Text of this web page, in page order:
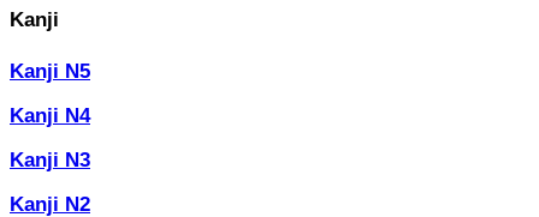
Kanji
Kanji N5
Kanji N4
Kanji N3
Kanji N2